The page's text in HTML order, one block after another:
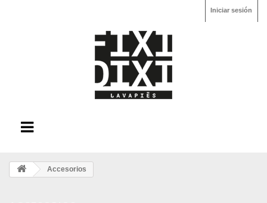
Iniciar sesión
Accesorios